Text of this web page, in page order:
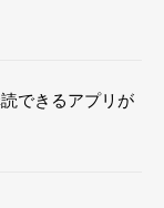
できるアプリが